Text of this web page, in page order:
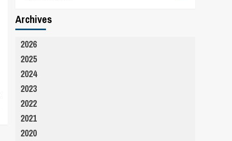
Archives
2026
2025
2024
2023
2022
2021
2020